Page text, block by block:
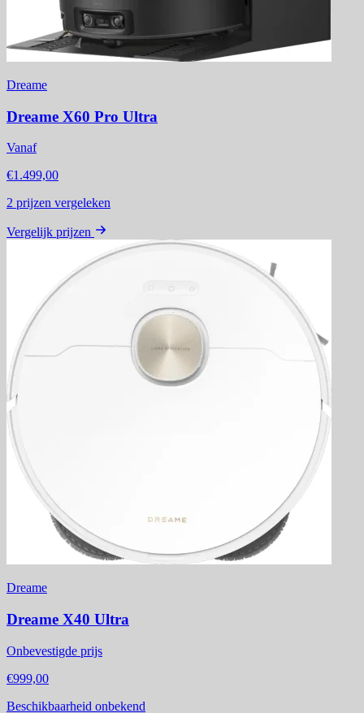
Dreame
Dreame X60 Pro Ultra
Vanaf
€1.499,00
2 prijzen vergeleken
Vergelijk prijzen
Dreame
Dreame X40 Ultra
Onbevestigde prijs
€999,00
Beschikbaarheid onbekend